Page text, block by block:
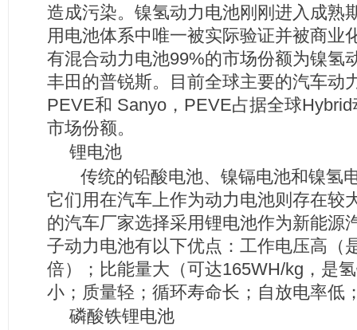
造成污染。镍氢动力电池刚刚进入成熟
用电池体系中唯一被实际验证并被商业
有混合动力电池99%的市场份额为镍氢
丰田的普锐斯。目前全球主要的汽车动
PEVE和 Sanyo，PEVE占据全球
市场份额。
锂电池
传统的铅酸电池、镍镉电池和镍氢
它们用在汽车上作为动力电池则存在较
的汽车厂家选择采用锂电池作为新能源
子动力电池有以下优点：工作电压高（
倍）；比能量大（可达165WH/kg，是
小；质量轻；循环寿命长；自放电率低
磷酸铁锂电池